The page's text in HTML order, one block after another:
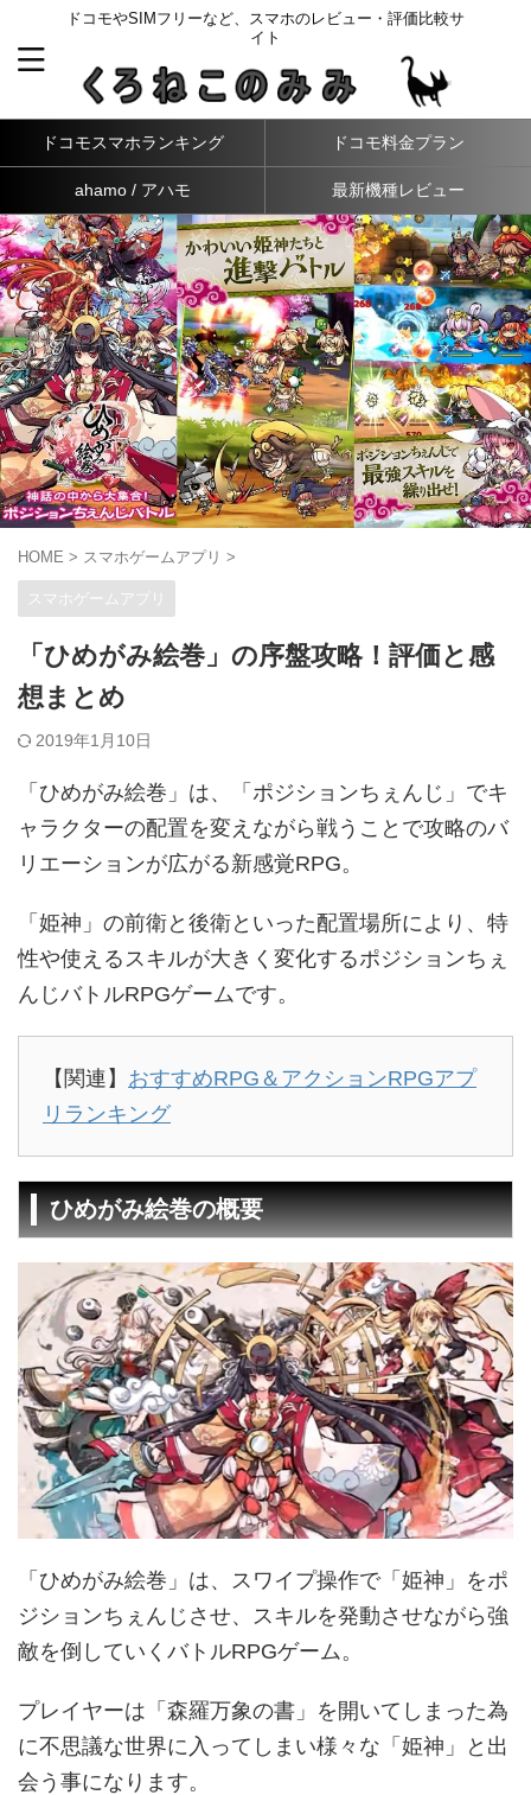
ドコモやSIMフリーなど、スマホのレビュー・評価比較サ
イト
ドコモスマホランキング ドコモ料金プラン
ahamo / アハモ 最新機種レビュー
HOME > スマホゲームアプリ >
スマホゲームアプリ
「ひめがみ絵巻」の序盤攻略！評価と感
想まとめ
2019年1月10日
「ひめがみ絵巻」は、「ポジションちぇんじ」でキ
ャラクターの配置を変えながら戦うことで攻略のバ
リエーションが広がる新感覚RPG。
「姫神」の前衛と後衛といった配置場所により、特
性や使えるスキルが大きく変化するポジションちぇ
んじバトルRPGゲームです。
【関連】 おすすめRPG＆アクションRPGアプ
リランキング
ひめがみ絵巻の概要
「ひめがみ絵巻」は、スワイプ操作で「姫神」をポ
ジションちぇんじさせ、スキルを発動させながら強
敵を倒していくバトルRPGゲーム。
プレイヤーは「森羅万象の書」を開いてしまった為
に不思議な世界に入ってしまい様々な「姫神」と出
会う事になります。